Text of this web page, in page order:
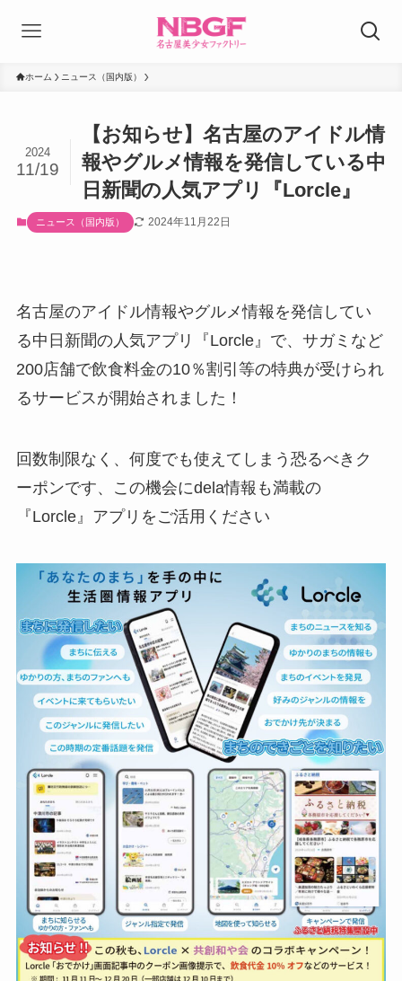
ホーム ニュース（国内版）
【お知らせ】名古屋のアイドル情
報やグルメ情報を発信している中
日新聞の人気アプリ『Lorcle』
2024
11/19
ニュース（国内版） 2024年11月22日
名古屋のアイドル情報やグルメ情報を発信してい
る中日新聞の人気アプリ『Lorcle』で、サガミなど
200店舗で飲食料金の10％割引等の特典が受けられ
るサービスが開始されました！
回数制限なく、何度でも使えてしまう恐るべきク
ーポンです、この機会にdela情報も満載の
『Lorcle』アプリをご活用ください